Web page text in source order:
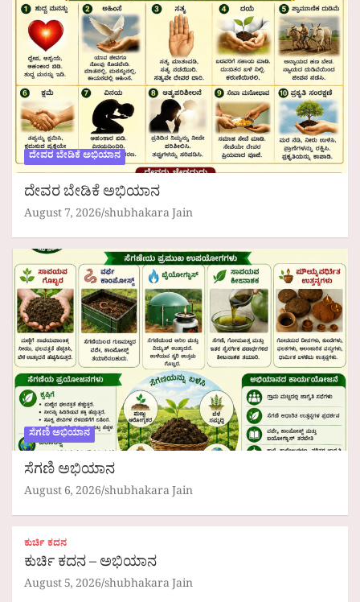
ದೇವರ ಬೇಡಿಕೆ ಅಭಿಯಾನ
ದೇವರ ಬೇಡಿಕೆ ಅಭಿಯಾನ
August 7, 2026 shubhakara Jain
ಸೆಗಣಿ ಅಭಿಯಾನ
ಸೆಗಣಿ ಅಭಿಯಾನ
August 6, 2026 shubhakara Jain
ಕುರ್ಚಿ ಕದನ
ಕುರ್ಚಿ ಕದನ – ಅಭಿಯಾನ
August 5, 2026 shubhakara Jain